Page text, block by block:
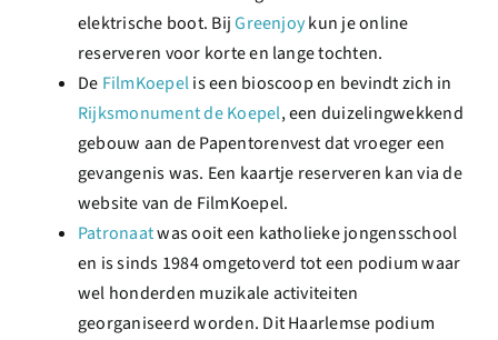
elektrische boot. BijGreenjoykun je online
reserveren voor korte en lange tochten.
De FilmKoepelis een bioscoop en bevindt zich in
Rijksmonument de Koepel, een duizelingwekkend
gebouw aan de Papentorenvest dat vroeger een
gevangenis was. Een kaartje reserveren kan via de
website van de FilmKoepel.
Patronaatwas ooit een katholieke jongensschool
en is sinds 1984 omgetoverd tot een podium waar
wel honderden muzikale activiteiten
georganiseerd worden. Dit Haarlemse podium